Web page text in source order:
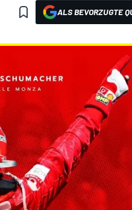
ALS BEVORZUGTE